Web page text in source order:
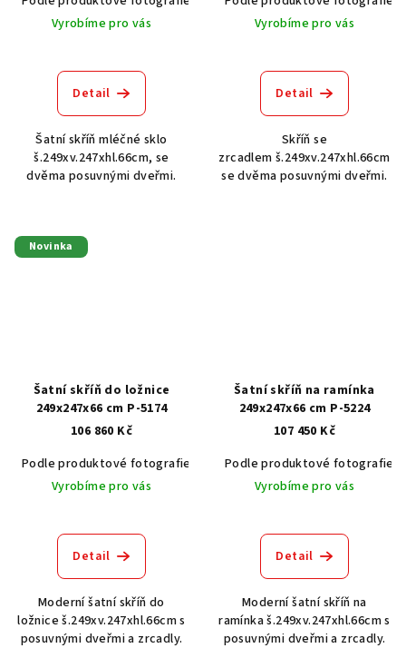
Vyrobíme pro vás
Detail
Šatní skříň mléčné sklo
š.249xv.247xhl.66cm, se
dvěma posuvnými dveřmi.
Vyrobíme pro vás
Detail
Skříň se
zrcadlem š.249xv.247xhl.66cm
se dvěma posuvnými dveřmi.
Novinka
Šatní skříň do ložnice
249x247x66 cm P-5174
106 860 Kč
Podle produktové fotografie
Akát vintage BT1551
Dub světlý
Vyrobíme pro vás
Detail
Moderní šatní skříň do
ložnice š.249xv.247xhl.66cm s
posuvnými dveřmi a zrcadly.
Šatní skříň na ramínka
249x247x66 cm P-5224
107 450 Kč
Podle produktové fotografie
Vyrobíme pro vás
Detail
Moderní šatní skříň na
ramínka š.249xv.247xhl.66cm s
posuvnými dveřmi a zrcadly.